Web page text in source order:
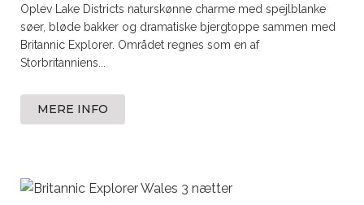
Oplev Lake Districts naturskønne charme med spejlblanke
søer, bløde bakker og dramatiske bjergtoppe sammen med
Britannic Explorer. Området regnes som en af
Storbritanniens...
MERE INFO